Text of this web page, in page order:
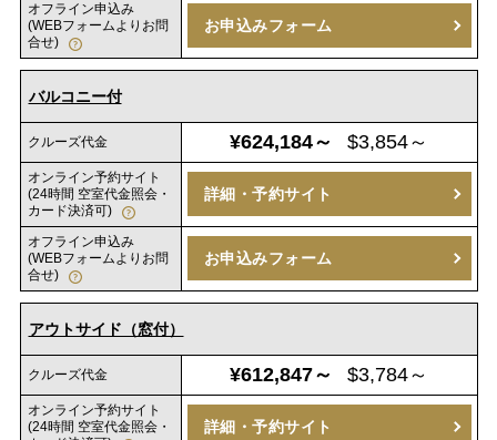
オフライン申込み
(WEBフォームよりお問
合せ)
お申込みフォーム
バルコニー付
クルーズ代金 ¥624,184～ $3,854～
オンライン予約サイト
(24時間 空室代金照会・
カード決済可)
詳細・予約サイト
オフライン申込み
(WEBフォームよりお問
合せ)
お申込みフォーム
アウトサイド（窓付）
クルーズ代金 ¥612,847～ $3,784～
オンライン予約サイト
(24時間 空室代金照会・
詳細・予約サイト